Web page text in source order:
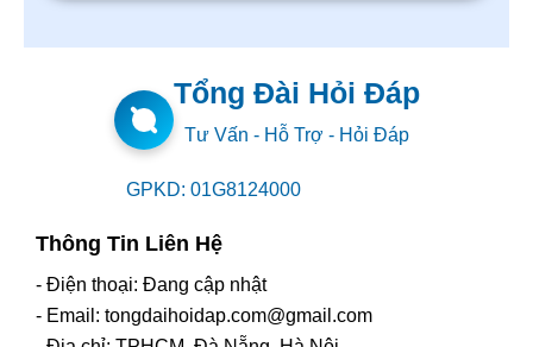
Tổng Đài Hỏi Đáp
Tư Vấn - Hỗ Trợ - Hỏi Đáp
GPKD: 01G8124000
Thông Tin Liên Hệ
- Điện thoại: Đang cập nhật
- Email: tongdaihoidap.com@gmail.com